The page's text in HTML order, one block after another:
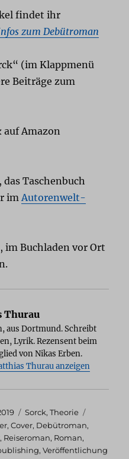
findet ihr
zum Debütroman
(im Klappmenü
Beiträge zum
auf Amazon
Taschenbuch
imAutorenwelt-
im Buchladen vor Ort
Thurau
aus Dortmund. Schreibt
Lyrik. Rezensent beim
von Nikas Erben.
Thurau anzeigen
Kategorien
Sorck,Theorie
,Cover, Debütroman,
, Reiseroman, Roman,
,Veröffentlichung